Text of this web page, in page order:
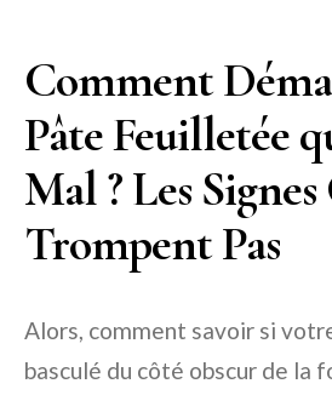
Comment
Pâte Feuilletée
Mal ? Les
Trompent Pas
Alors, comment savoir si
basculé du côté obscur de la